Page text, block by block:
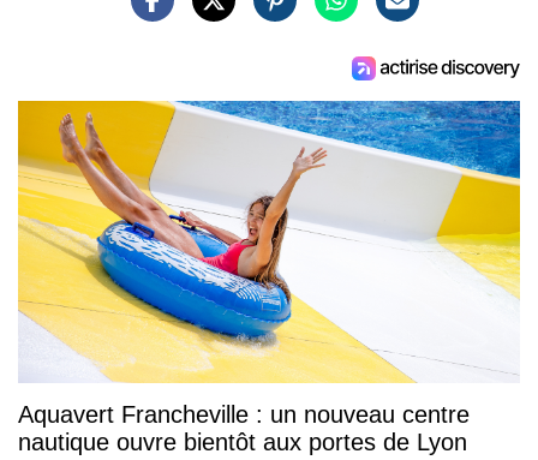
Aquavert Francheville : un nouveau centre
nautique ouvre bientôt aux portes de Lyon